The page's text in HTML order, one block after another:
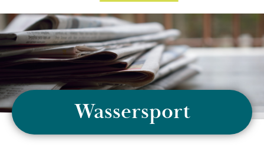
Wassersport